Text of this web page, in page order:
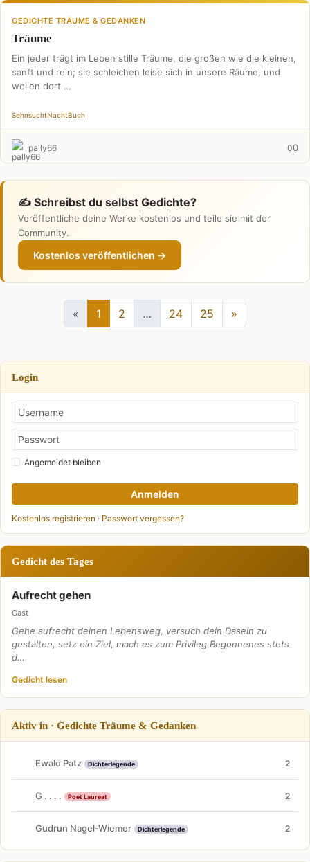
GEDICHTE TRÄUME & GEDANKEN
Träume
Ein jeder trägt im Leben stille Träume, die großen wie die kleinen,
sanft und rein; sie schleichen leise sich in unsere Räume, und
wollen dort …
SehnsuchtNachtBuch
pally66 00
✍️ Schreibst du selbst Gedichte?
Veröffentliche deine Werke kostenlos und teile sie mit der
Community.
Kostenlos veröffentlichen →
« 1 2 … 24 25 »
Login
Angemeldet bleiben
Anmelden
Kostenlos registrieren · Passwort vergessen?
Gedicht des Tages
Aufrecht gehen
Gast
Gehe aufrecht deinen Lebensweg, versuch dein Dasein zu
gestalten, setz ein Ziel, mach es zum Privileg Begonnenes stets
d…
Gedicht lesen
Aktiv in · Gedichte Träume & Gedanken
Ewald Patz Dichterlegende 2
G . . . . Poet Laureat 2
Gudrun Nagel-Wiemer Dichterlegende 2